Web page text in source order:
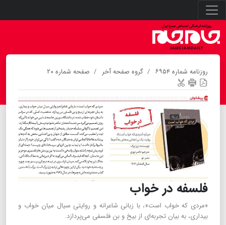
روزنامه شماره ۶۹۵۴ گروه صفحه آخر صفحه شماره ۲۰
فلسفه در خواب
«مردی که خواب است»، با زبانی شاعرانه و روایتی سیال میان خواب و
بیداری، به بیان تجربه‌ای از بیخ و بن فلسفی می‌پردازد.